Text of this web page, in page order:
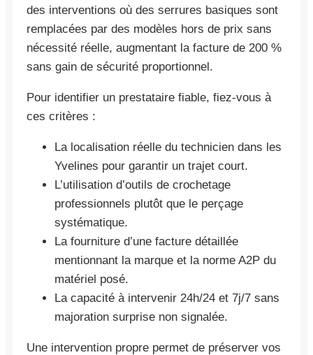
des interventions où des serrures basiques sont
remplacées par des modèles hors de prix sans
nécessité réelle, augmentant la facture de 200 %
sans gain de sécurité proportionnel.
Pour identifier un prestataire fiable, fiez-vous à
ces critères :
La localisation réelle du technicien dans les
Yvelines pour garantir un trajet court.
L’utilisation d’outils de crochetage
professionnels plutôt que le perçage
systématique.
La fourniture d’une facture détaillée
mentionnant la marque et la norme A2P du
matériel posé.
La capacité à intervenir 24h/24 et 7j/7 sans
majoration surprise non signalée.
Une intervention propre permet de préserver vos